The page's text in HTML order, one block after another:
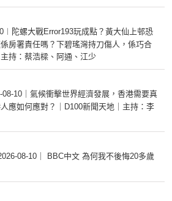
陀螺大戰Error193玩成點？黃大仙上邨恐
房署責任嗎？下碧瑤灣持刀傷人，係巧合
持：蔡浩樑、阿通、江少
08-10｜氣候衝擊世界經濟發展，香港需要真
應如何應對？｜D100新聞天地｜主持：李
08-10｜ BBC中文 為何我不後悔20多歲